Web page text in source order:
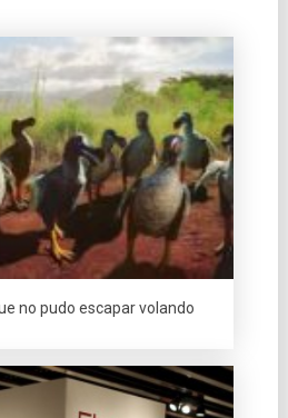
no pudo escapar volando